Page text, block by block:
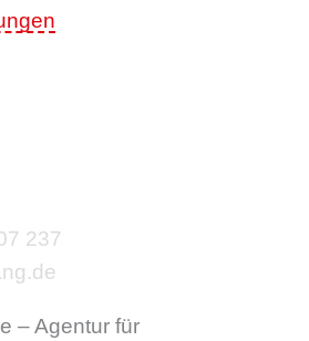
237
–Agentur für